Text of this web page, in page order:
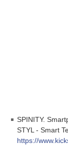
SPINITY.
STYL - Smart
https://